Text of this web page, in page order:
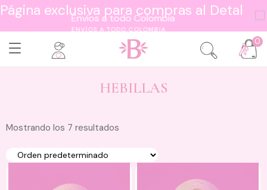
Página exclusiva para compras al Detal
ENVÍOS A TODO COLOMBIA
0
HEBILLAS
Mostrando los 7 resultados